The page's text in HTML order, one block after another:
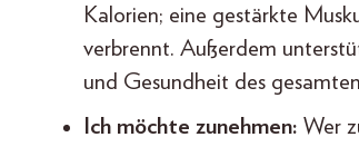
Kalorien; eine gestärkte
verbrennt. Außerdem
und Gesundheit des
Ich möchte zunehmen: Wer